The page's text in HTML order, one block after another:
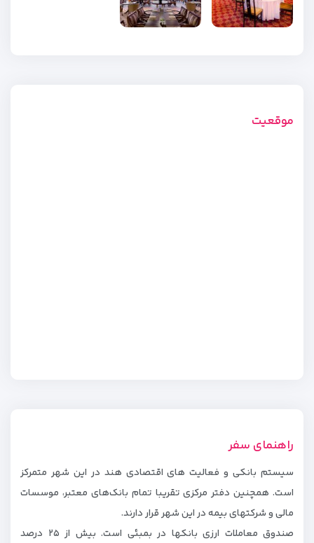
موقعیت
راهنمای سفر
سیستم بانکی و فعالیت های اقتصادی هند در این شهر متمرکز
است. همچنین دفتر مرکزی تقریبا تمام بانک‌های معتبر، موسسات
مالی و شرکتهای بیمه در این شهر قرار دارند.
صندوق معاملات ارزی بانکها در بمبئی است. بیش از ۲۵ درصد